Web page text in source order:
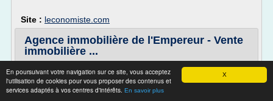
X
En poursuivant votre navigation sur ce site, vous acceptez
l'utilisation de cookies pour vous proposer des contenus et
services adaptés à vos centres d'intérêts. En savoir plus
Site : leconomiste.com
Agence immobilière de l'Empereur - Vente
immobilière ...
Les questions que vous nous posez
1- A partir de quand suis-je vraiment engagé à acheter ?
A l'issue du délai de rétractation.